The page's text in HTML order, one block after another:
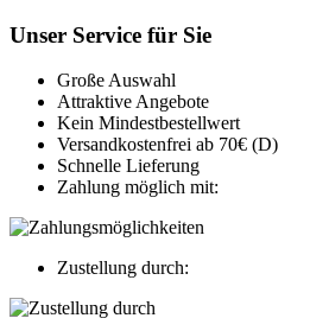
Unser Service für Sie
Große Auswahl
Attraktive Angebote
Kein Mindestbestellwert
Versandkostenfrei ab 70€ (D)
Schnelle Lieferung
Zahlung möglich mit:
Zustellung durch: